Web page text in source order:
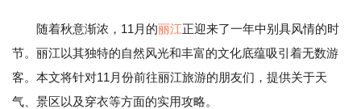
随着秋意渐浓，11月的丽江正迎来了一年中别具风情的时
节。丽江以其独特的自然风光和丰富的文化底蕴吸引着无数游
客。本文将针对11月份前往丽江旅游的朋友们，提供关于天
气、景区以及穿衣等方面的实用攻略。